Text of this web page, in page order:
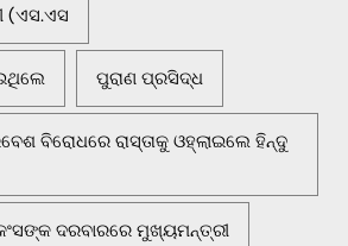
(ଏସ.ଏସ
ପୁରାଣ ପ୍ରସିଦ୍ଧ
ବିରୋଧରେ ରାସ୍ତାକୁ ଓହ୍ଲାଇଲେ ହିନ୍ଦୁ
ଦରବାରରେ ମୁଖ୍ୟମନ୍ତ୍ରୀ